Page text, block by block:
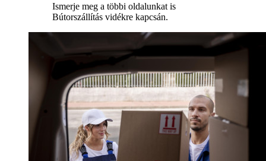
Ismerje meg a többi oldalunkat is
Bútorszállítás vidékre kapcsán.